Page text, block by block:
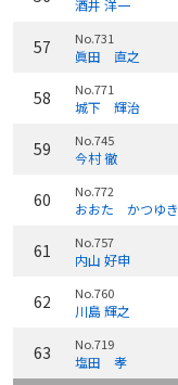
酒井 洋一
57 No.731
眞田 直之
58 No.771
城下 輝治
59 No.745
今村 徹
60 No.772
おおた かつゆき
61 No.757
内山 好申
62 No.760
川島 輝之
63 No.719
塩田 孝